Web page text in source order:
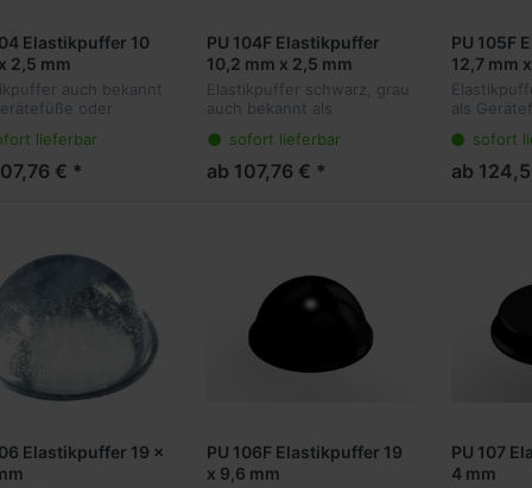
Elastikpuffer 10
2,5 mm
auch bekannt
oder
Lösung für viele
Sie kleben
am Objekt und
lieferbar
€ *
PU 104F Elastikpuffer
10,2 mm x 2,5 mm
Elastikpuffer schwarz, grau
auch bekannt als
Anschlagpuffer sind die
ideale Lösung für viele
Anwendungen. Sie kleben
sofort lieferbar
ab 107,76 € *
PU 105F
12,7 mm
als
idealesofort
ab
Elastikpuffer 19 x
PU 106F Elastikpuffer 19
x 9,6 mm
PU 107
4 mm